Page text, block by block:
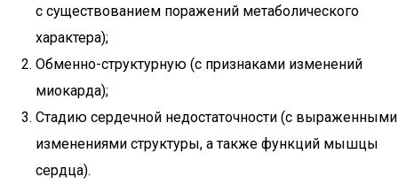
с существованием поражений метаболического
характера);
Обменно-структурную (с признаками изменений
миокарда);
Стадию сердечной недостаточности (с выраженными
изменениями структуры, а также функций мышцы
сердца).